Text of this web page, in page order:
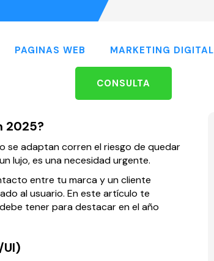
PAGINAS WEB MARKETING DIGITAL
CONSULTA
2025?
se adaptan corren el riesgo de quedar
lujo, es una necesidad urgente.
entre tu marca y un cliente
al usuario. En este artículo te
tener para destacar en el año